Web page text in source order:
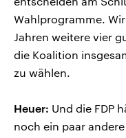
Wahlprogramme.
Jahren weitere vier
die Koalition
zu wählen.
Heuer: Und die FDP
noch ein paar